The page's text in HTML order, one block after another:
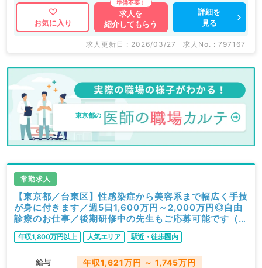
お気に入り
求人を
紹介してもらう
詳細を
見る
求人更新日 : 2026/03/27 求人No. : 797167
東京都の
常勤求人
【東京都／台東区】性感染症から美容系まで幅広く手技
が身に付きます／週5日1,600万円～2,000万円◎自由
診療のお仕事／後期研修中の先生もご応募可能です（科
目不問／常勤）
年収1,800万円以上 人気エリア 駅近・徒歩圏内
給与 年収1,621万円 ～ 1,745万円